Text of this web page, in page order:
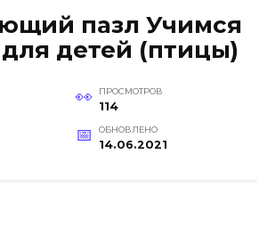
пазл Учимся
для детей (птицы)
ПРОСМОТРОВ
114
ОБНОВЛЕНО
14.06.2021